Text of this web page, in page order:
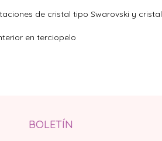
de cristal tipo Swarovski y cristal
en terciopelo
BOLETÍN